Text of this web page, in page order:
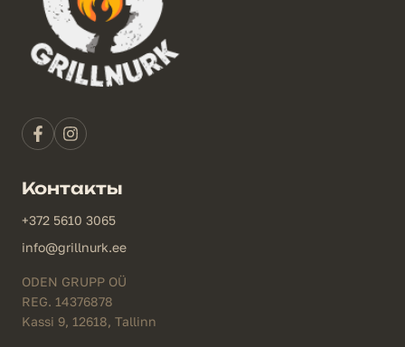
Контакты
+372 5610 3065
info@grillnurk.ee
ODEN GRUPP OÜ
REG. 14376878
Kassi 9, 12618, Tallinn